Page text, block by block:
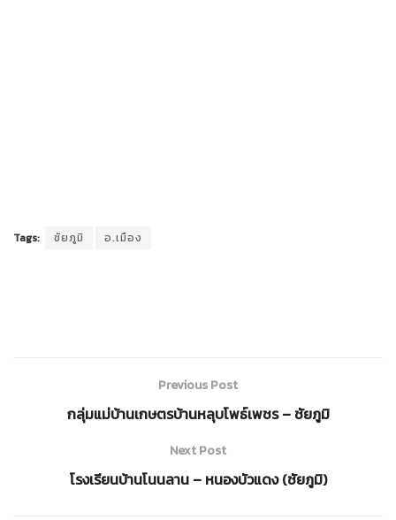
Tags: ชัยภูมิ อ.เมือง
Previous Post
กลุ่มแม่บ้านเกษตรบ้านหลุบโพธ์เพชร – ชัยภูมิ
Next Post
โรงเรียนบ้านโนนลาน – หนองบัวแดง (ชัยภูมิ)